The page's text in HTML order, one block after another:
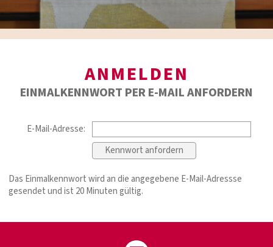
ANMELDEN
EINMALKENNWORT PER E-MAIL ANFORDERN
E-Mail-Adresse:
Das Einmalkennwort wird an die angegebene E-Mail-Adressse
gesendet und ist 20 Minuten gültig.